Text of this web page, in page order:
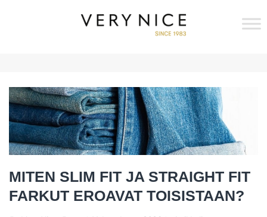
MITEN SLIM FIT JA STRAIGHT FIT
FARKUT EROAVAT TOISISTAAN?